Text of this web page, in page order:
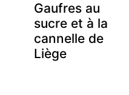
Gaufres au
sucre et à la
cannelle de
Liège